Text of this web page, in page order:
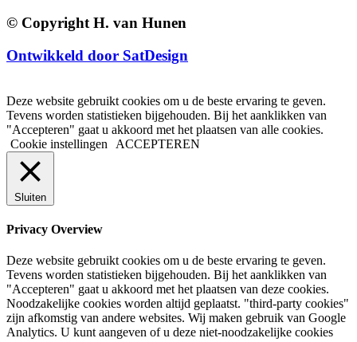
© Copyright H. van Hunen
Ontwikkeld door SatDesign
Deze website gebruikt cookies om u de beste ervaring te geven.
Tevens worden statistieken bijgehouden. Bij het aanklikken van
"Accepteren" gaat u akkoord met het plaatsen van alle cookies.
Cookie instellingen
ACCEPTEREN
Sluiten
Privacy Overview
Deze website gebruikt cookies om u de beste ervaring te geven.
Tevens worden statistieken bijgehouden. Bij het aanklikken van
"Accepteren" gaat u akkoord met het plaatsen van deze cookies.
Noodzakelijke cookies worden altijd geplaatst. "third-party cookies"
zijn afkomstig van andere websites. Wij maken gebruik van Google
Analytics. U kunt aangeven of u deze niet-noodzakelijke cookies